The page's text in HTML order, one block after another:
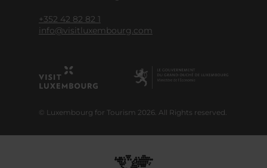
+352 42 82 82 1
info@visitluxembourg.com
© Luxembourg for Tourism 2026. All Rights reserved.